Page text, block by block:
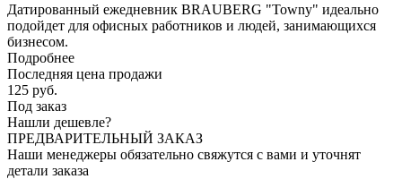
Датированный ежедневник BRAUBERG "Towny" идеально
подойдет для офисных работников и людей, занимающихся
бизнесом.
Подробнее
Последняя цена продажи
125 руб.
Под заказ
Нашли дешевле?
ПРЕДВАРИТЕЛЬНЫЙ ЗАКАЗ
Наши менеджеры обязательно свяжутся с вами и уточнят
детали заказа